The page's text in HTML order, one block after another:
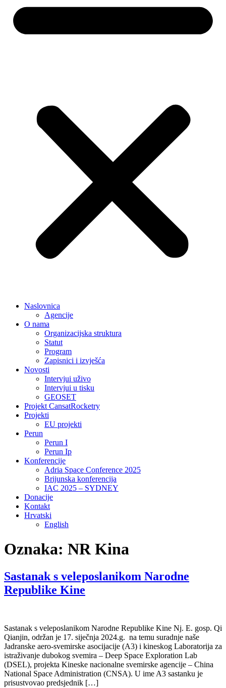
Naslovnica
Agencije
O nama
Organizacijska struktura
Statut
Program
Zapisnici i izvješća
Novosti
Intervjui uživo
Intervjui u tisku
GEOSET
Projekt CansatRocketry
Projekti
EU projekti
Perun
Perun I
Perun Ip
Konferencije
Adria Space Conference 2025
Brijunska konferencija
IAC 2025 – SYDNEY
Donacije
Kontakt
Hrvatski
English
Oznaka: NR Kina
Sastanak s veleposlanikom Narodne
Republike Kine
Sastanak s veleposlanikom Narodne Republike Kine Nj. E. gosp. Qi
Qianjin, održan je 17. siječnja 2024.g. na temu suradnje naše
Jadranske aero-svemirske asocijacije (A3) i kineskog Laboratorija za
istraživanje dubokog svemira – Deep Space Exploration Lab
(DSEL), projekta Kineske nacionalne svemirske agencije – China
National Space Administration (CNSA). U ime A3 sastanku je
prisustvovao predsjednik […]